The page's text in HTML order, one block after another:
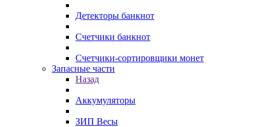
Детекторы банкнот
Счетчики банкнот
Счетчики-сортировщики монет
Запасные части
Назад
Аккумуляторы
ЗИП Весы